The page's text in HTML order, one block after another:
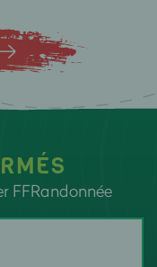
FFRandonnée